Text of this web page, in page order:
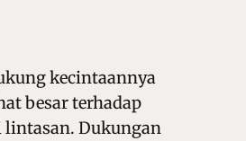
kecintaannya
besar terhadap
lintasan. Dukungan